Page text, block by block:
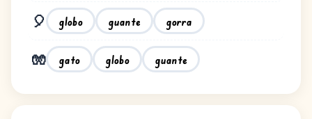
🎈 globo guante gorra
🧤 gato globo guante